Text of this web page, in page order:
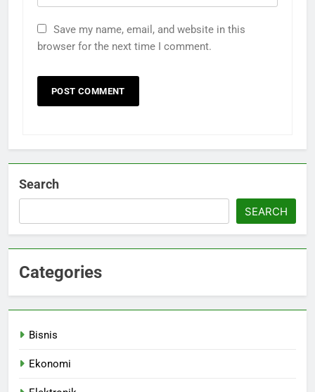
Save my name, email, and website in this
browser for the next time I comment.
Search
SEARCH
Categories
Bisnis
Ekonomi